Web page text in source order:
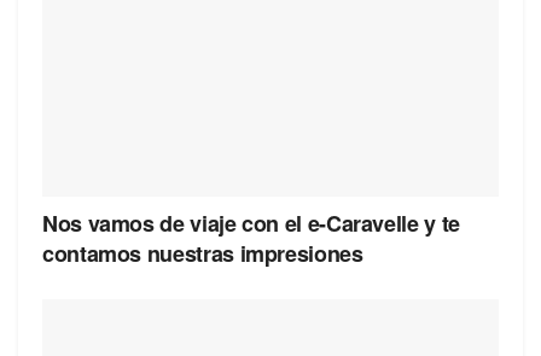
Nos vamos de viaje con el e-Caravelle y te
contamos nuestras impresiones